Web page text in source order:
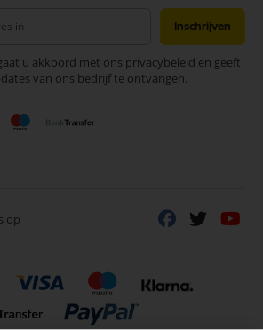
Inschrijven
u akkoord met ons privacybeleid en geeft
van ons bedrijf te ontvangen.
op